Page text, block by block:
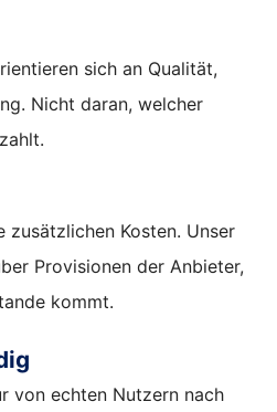
sich an Qualität,
Nicht daran, welcher
zusätzlichen Kosten. Unser
Provisionen der Anbieter,
kommt.
von echten Nutzern nach